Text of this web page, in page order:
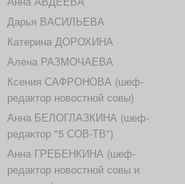
Дарья ВАСИЛЬЕВА
Катерина ДОРОХИНА
Алена РАЗМОЧАЕВА
Ксения САФРОНОВА (шеф-
редактор новостной совы)
Анна БЕЛОГЛАЗКИНА (шеф-
редактор "5 СОВ-ТВ")
Анна ГРЕБЕНКИНА (шеф-
редактор новостной совы и